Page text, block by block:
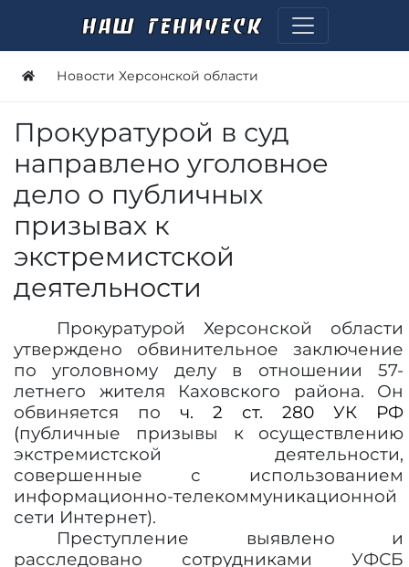
Новости Херсонской области
Прокуратурой в суд
направлено уголовное
дело о публичных
призывах к
экстремистской
деятельности
Прокуратурой Херсонской области
утверждено обвинительное заключение
по уголовному делу в отношении 57-
летнего жителя Каховского района. Он
обвиняется поч. 2 ст. 280 УК РФ
(публичные призывы к осуществлению
экстремистской деятельности,
совершенные с использованием
информационно-телекоммуникационной
сети Интернет).
Преступление выявлено и
расследовано сотрудниками УФСБ